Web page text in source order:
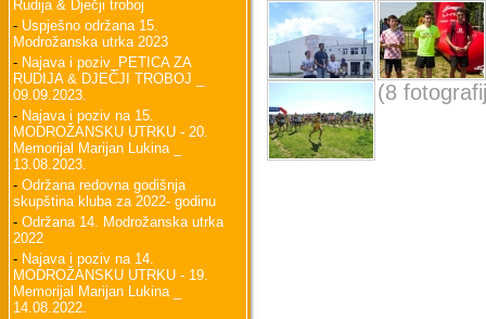
Rudija & Dječji troboj
- Uspješno održana 15.
Modrožanska utrka 2023
- Najava i poziv_PETICA ZA
RUDIJA & DJEČJI TROBOJ _
09.09.2023.
- Najava i poziv na 15.
MODROŽANSKU UTRKU - 20.
Memorijal Marijan Lukina _
13.08.2023.
- Održana redovna godišnja
skupština kluba za 2022- godinu
- Održana 14. Modrožanska utrka
2022
- Najava i poziv na 14.
MODROŽANSKU UTRKU - 19.
Memorijal Marijan Lukina _
14.08.2022.
(8